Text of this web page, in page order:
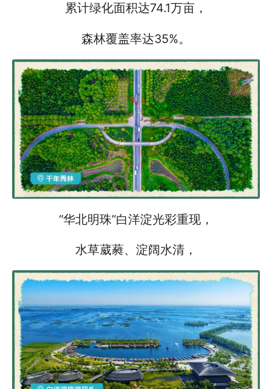
累计绿化面积达74.1万亩，
森林覆盖率达35%。
“华北明珠”白洋淀光彩重现，
水草葳蕤、淀阔水清，